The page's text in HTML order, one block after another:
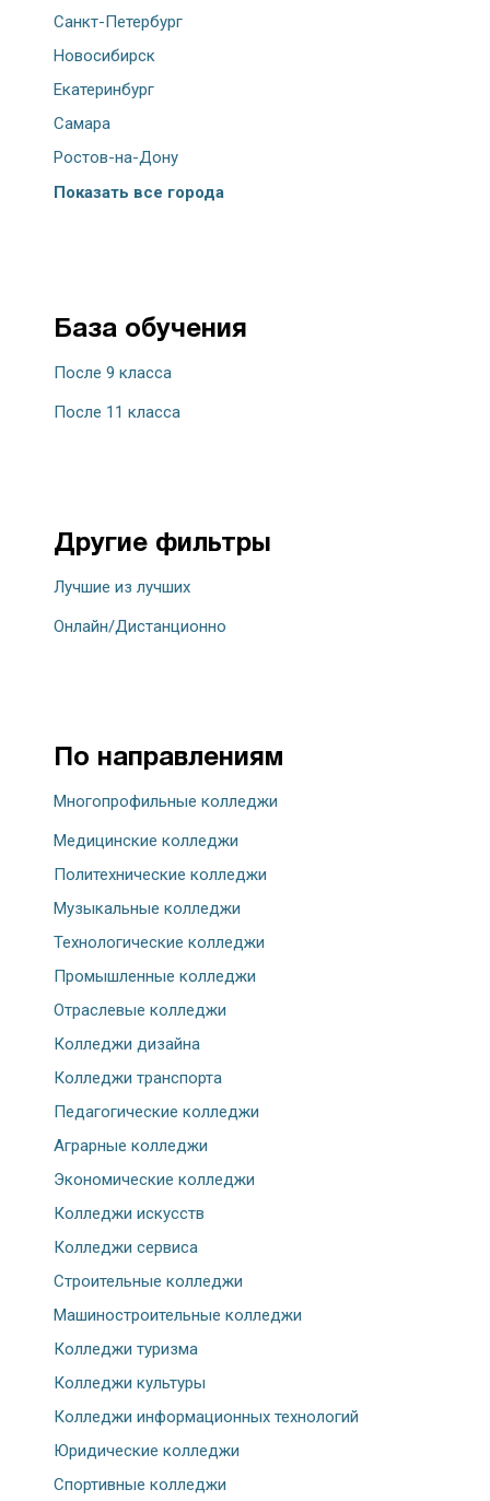
Санкт-Петербург
Новосибирск
Екатеринбург
Самара
Ростов-на-Дону
Показать все города
База обучения
После 9 класса
После 11 класса
Другие фильтры
Лучшие из лучших
Онлайн/Дистанционно
По направлениям
Многопрофильные колледжи
Медицинские колледжи
Политехнические колледжи
Музыкальные колледжи
Технологические колледжи
Промышленные колледжи
Отраслевые колледжи
Колледжи дизайна
Колледжи транспорта
Педагогические колледжи
Аграрные колледжи
Экономические колледжи
Колледжи искусств
Колледжи сервиса
Строительные колледжи
Машиностроительные колледжи
Колледжи туризма
Колледжи культуры
Колледжи информационных технологий
Юридические колледжи
Спортивные колледжи